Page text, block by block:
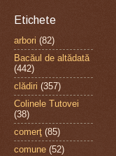
Etichete
arbori (82)
Bacăul de altădată
(442)
clădiri (357)
Colinele Tutovei
(38)
comerţ (85)
comune (52)